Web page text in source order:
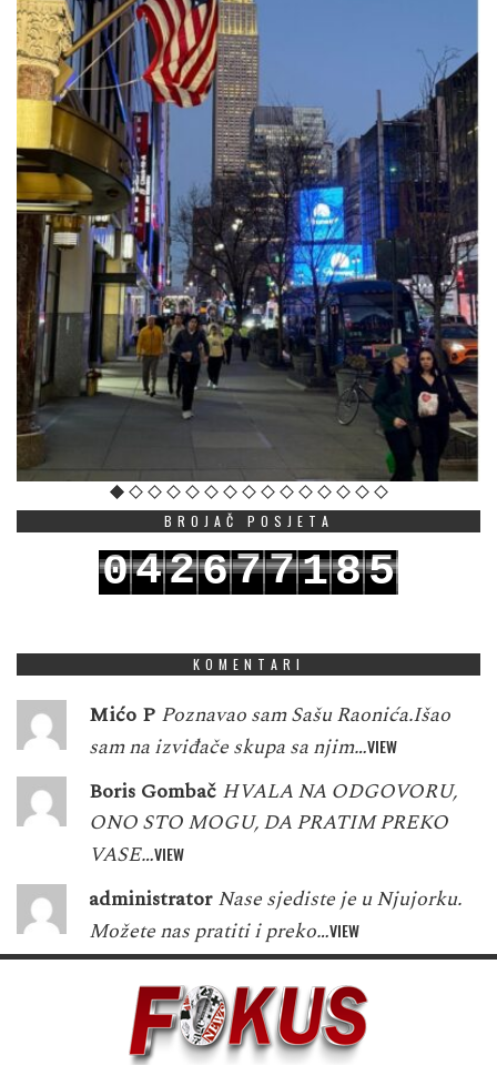
BROJAČ POSJETA
042677185
KOMENTARI
Mićo P Poznavao sam Sašu Raonića.Išao
sam na izviđače skupa sa njim…VIEW
Boris Gombač HVALA NA ODGOVORU,
ONO STO MOGU, DA PRATIM PREKO
VASE…VIEW
administrator Nase sjediste je u Njujorku.
Možete nas pratiti i preko…VIEW